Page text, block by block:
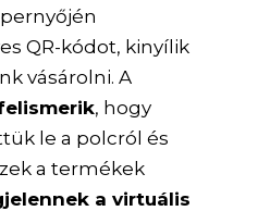
QR-kódot, kinyílik
vásárolni. A
, hogy
le a polcról és
a termékek
a virtuális